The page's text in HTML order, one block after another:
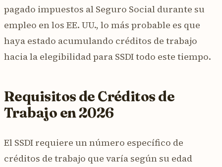
pagado impuestos al Seguro Social durante su
empleo en los EE. UU., lo más probable es que
haya estado acumulando créditos de trabajo
hacia la elegibilidad para SSDI todo este tiempo.
Requisitos de Créditos de
Trabajo en 2026
El SSDI requiere un número específico de
créditos de trabajo que varía según su edad